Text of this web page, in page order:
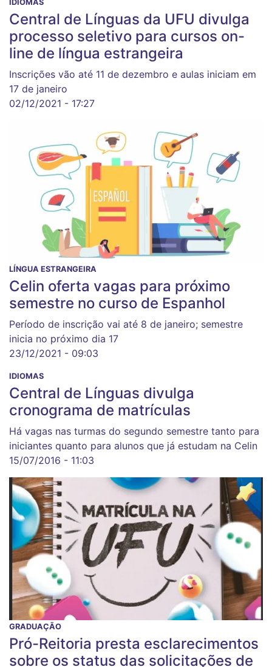
IDIOMAS
Central de Línguas da UFU divulga
processo seletivo para cursos on-
line de língua estrangeira
Inscrições vão até 11 de dezembro e aulas iniciam em
17 de janeiro
02/12/2021 - 17:27
LÍNGUA ESTRANGEIRA
Celin oferta vagas para próximo
semestre no curso de Espanhol
Período de inscrição vai até 8 de janeiro; semestre
inicia no próximo dia 17
23/12/2021 - 09:03
IDIOMAS
Central de Línguas divulga
cronograma de matrículas
Há vagas nas turmas do segundo semestre tanto para
iniciantes quanto para alunos que já estudam na Celin
15/07/2016 - 11:03
GRADUAÇÃO
Pró-Reitoria presta esclarecimentos
sobre os status das solicitações de